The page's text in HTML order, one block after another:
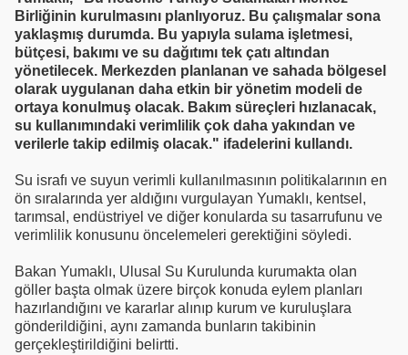
Birliğinin kurulmasını planlıyoruz. Bu çalışmalar sona
yaklaşmış durumda. Bu yapıyla sulama işletmesi,
bütçesi, bakımı ve su dağıtımı tek çatı altından
yönetilecek. Merkezden planlanan ve sahada bölgesel
olarak uygulanan daha etkin bir yönetim modeli de
ortaya konulmuş olacak. Bakım süreçleri hızlanacak,
su kullanımındaki verimlilik çok daha yakından ve
verilerle takip edilmiş olacak." ifadelerini kullandı.
Su israfı ve suyun verimli kullanılmasının politikalarının en
ön sıralarında yer aldığını vurgulayan Yumaklı, kentsel,
tarımsal, endüstriyel ve diğer konularda su tasarrufunu ve
verimlilik konusunu öncelemeleri gerektiğini söyledi.
Bakan Yumaklı, Ulusal Su Kurulunda kurumakta olan
göller başta olmak üzere birçok konuda eylem planları
hazırlandığını ve kararlar alınıp kurum ve kuruluşlara
gönderildiğini, aynı zamanda bunların takibinin
gerçekleştirildiğini belirtti.